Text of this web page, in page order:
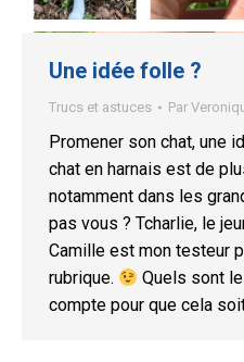
Une idée folle ?
Trucs et astuces Par
Promener son chat, une
chat en harnais est de
notamment dans les
pas vous ? Tcharlie, le
Camille est mon testeur
rubrique.
Quels sont
compte pour que cela